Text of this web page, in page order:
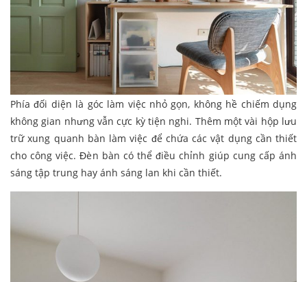
Phía đối diện là góc làm việc nhỏ gọn, không hề chiếm dụng
không gian nhưng vẫn cực kỳ tiện nghi. Thêm một vài hộp lưu
trữ xung quanh bàn làm việc để chứa các vật dụng cần thiết
cho công việc. Đèn bàn có thể điều chỉnh giúp cung cấp ánh
sáng tập trung hay ánh sáng lan khi cần thiết.